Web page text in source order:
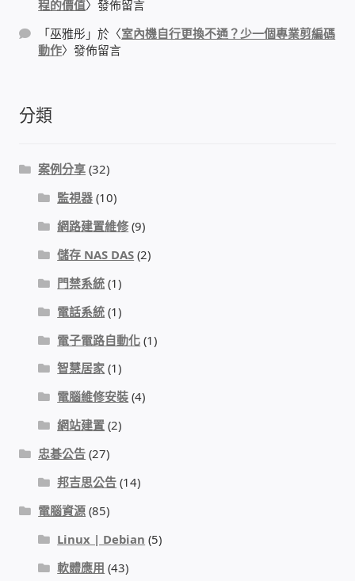
監控安防 工具 軟體 手冊
IP-PBX 租賃 借測 (雲端總機)
通航國際(Tonnet)
DCS 數位通訊系統
NEC SL2100 電話總機 數位IP通訊系統
安立達(Aristel)
聯盟電子(LINEMEX)
網路型門口視訊對講機
電話 工具 軟體 手冊
感應式門鎖、電子鎖
程的價值〉發佈留言
「巫雅彤 」於〈室內機自行更換不通？少一個專業剪編碼
動作〉發佈留言
分類
案例分享 (32)
監視器 (10)
網路建置維修 (9)
儲存 NAS DAS (2)
門禁系統 (1)
電話系統 (1)
電子電路自動化 (1)
智慧居家 (1)
電腦維修安裝 (4)
網站建置 (2)
忠碁公告 (27)
邦吉思公告 (14)
電腦資源 (85)
Linux | Debian (5)
軟體應用 (43)